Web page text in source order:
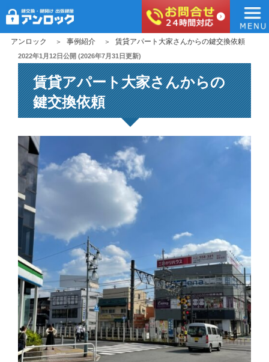
アンロック
アンロック 事例紹介 賃貸アパート大家さんからの鍵交換依頼
投
稿
日:
2022年1月12日公開 (2026年7月31日更新)
賃貸アパート大家さんからの
鍵交換依頼